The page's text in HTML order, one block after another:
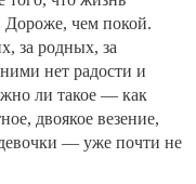
Дороже, чем покой.
за родных, за
нет радости и
ли такое — как
двоякое везение,
— уже почти не